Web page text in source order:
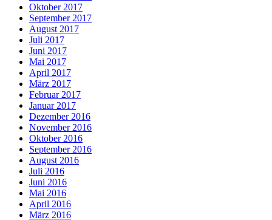
Oktober 2017
September 2017
August 2017
Juli 2017
Juni 2017
Mai 2017
April 2017
März 2017
Februar 2017
Januar 2017
Dezember 2016
November 2016
Oktober 2016
September 2016
August 2016
Juli 2016
Juni 2016
Mai 2016
April 2016
März 2016